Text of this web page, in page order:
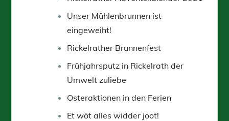
Unser Mühlenbrunnen ist
eingeweiht!
Rickelrather Brunnenfest
Frühjahrsputz in Rickelrath der
Umwelt zuliebe
Osteraktionen in den Ferien
Et wöt alles widder joot!